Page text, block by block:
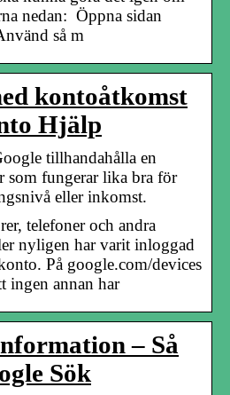
nedan: Öppna sidan
så m
kontoåtkomst
Hjälp
tillhandahålla en
som fungerar lika bra för
eller inkomst.
telefoner och andra
nyligen har varit inloggad
På google.com/devices
ingen annan har
– Så
Sök